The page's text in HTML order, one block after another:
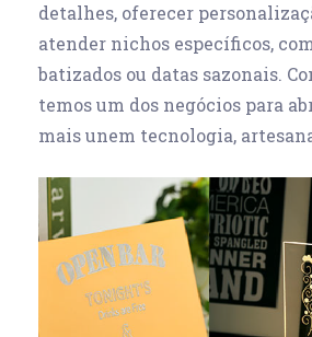
detalhes, oferecer
atender nichos específicos,
batizados ou datas sazonais.
temos um dos negócios para
mais unem tecnologia,